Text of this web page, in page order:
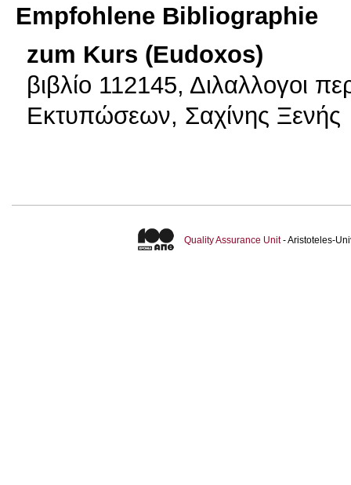
Empfohlene Bibliographie
zum Kurs (Eudoxos)
βιβλίο 112145, Διλαλλογοι
Εκτυπώσεων, Σαχίνης Ξενής
Quality Assurance Unit- Aristoteles-